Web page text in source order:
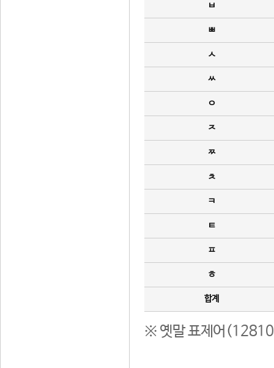
ㅂ
ㅃ
ㅅ
ㅆ
ㅇ
ㅈ
ㅉ
ㅊ
ㅋ
ㅌ
ㅍ
ㅎ
합계
※ 옛말 표제어(12810